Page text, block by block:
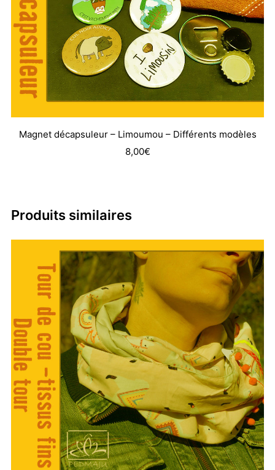
Magnet décapsuleur – Limoumou – Différents modèles
8,00€
Produits similaires